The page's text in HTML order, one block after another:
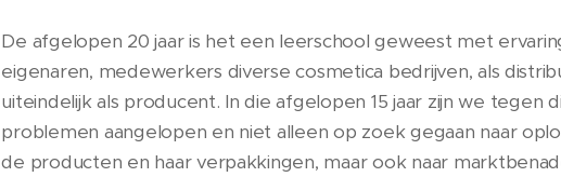
De afgelopen 20 jaar is het een leerschool geweest met
eigenaren, medewerkers diverse cosmetica bedrijven, als
uiteindelijk als producent. In die afgelopen 15 jaar zijn we tegen
problemen aangelopen en niet alleen op zoek gegaan naar
de producten en haar verpakkingen, maar ook naar